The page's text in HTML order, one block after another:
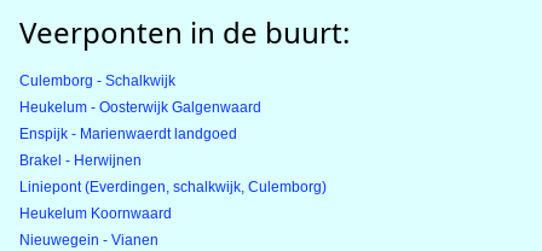
Veerponten in de buurt:
Culemborg - Schalkwijk
Heukelum - Oosterwijk Galgenwaard
Enspijk - Marienwaerdt landgoed
Brakel - Herwijnen
Liniepont (Everdingen, schalkwijk, Culemborg)
Heukelum Koornwaard
Nieuwegein - Vianen